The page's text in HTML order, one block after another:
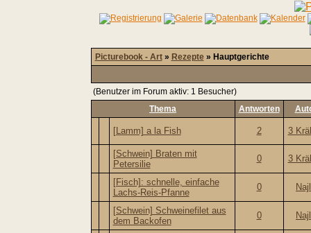
Picturebook - Art» Rezepte» Hauptgerichte
(Benutzer im Forum aktiv: 1 Besucher)
Thema
Antworten
[Lamm] a la Fish 2 3
[Schwein] Braten mit
Petersilie
0 3
[Fisch]: schnelle, einfache
Lachs-Reis-Pfanne
0
[Schwein] Schweinefilet aus
dem Backofen
0